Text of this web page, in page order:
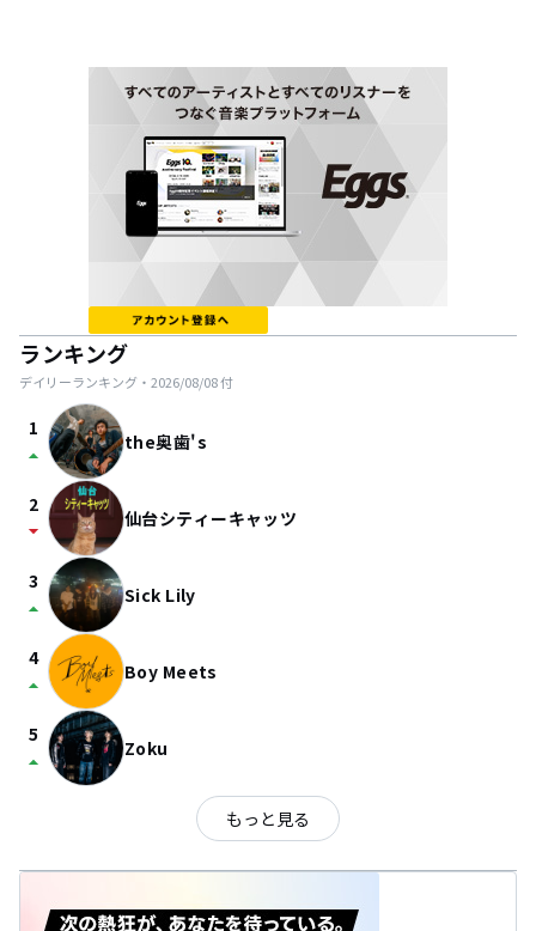
ランキング
デイリーランキング・ 2026/08/08付
1
arrow_drop_up the奥歯's
2
arrow_drop_down 仙台シティーキャッツ
3
arrow_drop_up Sick Lily
4
arrow_drop_up Boy Meets
5
arrow_drop_up Zoku
もっと見る